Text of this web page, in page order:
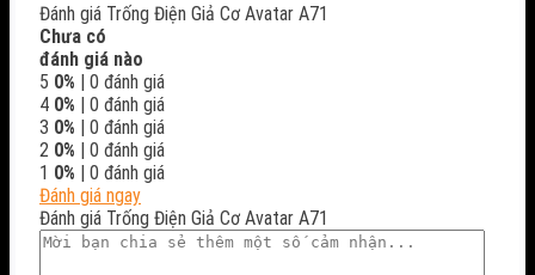
12.500.000₫.
tại
là:
11.500.000₫.
Đánh giá Trống Điện Giả Cơ Avatar A71
Chưa có
đánh giá nào
5 0% | 0 đánh giá
4 0% | 0 đánh giá
3 0% | 0 đánh giá
2 0% | 0 đánh giá
1 0% | 0 đánh giá
Đánh giá ngay
Đánh giá Trống Điện Giả Cơ Avatar A71